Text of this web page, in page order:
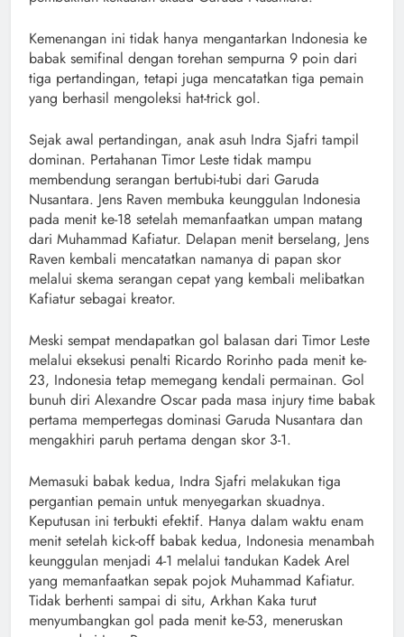
Kemenangan ini tidak hanya mengantarkan Indonesia ke
babak semifinal dengan torehan sempurna 9 poin dari
tiga pertandingan, tetapi juga mencatatkan tiga pemain
yang berhasil mengoleksi hat-trick gol.
Sejak awal pertandingan, anak asuh Indra Sjafri tampil
dominan. Pertahanan Timor Leste tidak mampu
membendung serangan bertubi-tubi dari Garuda
Nusantara. Jens Raven membuka keunggulan Indonesia
pada menit ke-18 setelah memanfaatkan umpan matang
dari Muhammad Kafiatur. Delapan menit berselang, Jens
Raven kembali mencatatkan namanya di papan skor
melalui skema serangan cepat yang kembali melibatkan
Kafiatur sebagai kreator.
Meski sempat mendapatkan gol balasan dari Timor Leste
melalui eksekusi penalti Ricardo Rorinho pada menit ke-
23, Indonesia tetap memegang kendali permainan. Gol
bunuh diri Alexandre Oscar pada masa injury time babak
pertama mempertegas dominasi Garuda Nusantara dan
mengakhiri paruh pertama dengan skor 3-1.
Memasuki babak kedua, Indra Sjafri melakukan tiga
pergantian pemain untuk menyegarkan skuadnya.
Keputusan ini terbukti efektif. Hanya dalam waktu enam
menit setelah kick-off babak kedua, Indonesia menambah
keunggulan menjadi 4-1 melalui tandukan Kadek Arel
yang memanfaatkan sepak pojok Muhammad Kafiatur.
Tidak berhenti sampai di situ, Arkhan Kaka turut
menyumbangkan gol pada menit ke-53, meneruskan